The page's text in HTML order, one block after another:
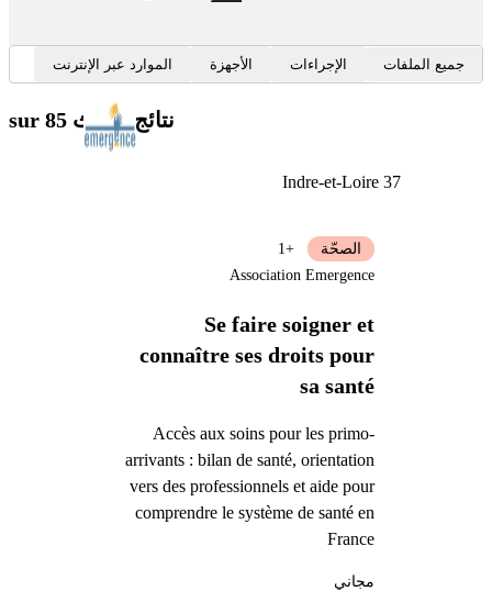
جميع الملفات الإجراءات الأجهزة الموارد عبر الإنترنت
نتائج البحث
Indre-et-Loire 37
Se faire soigner et
connaître ses droits pour
sa santé
Accès aux soins pour les primo-
arrivants : bilan de santé, orientation
vers des professionnels et aide pour
comprendre le système de santé en
France
الصحّة
+1
Association Emergence
مجاني